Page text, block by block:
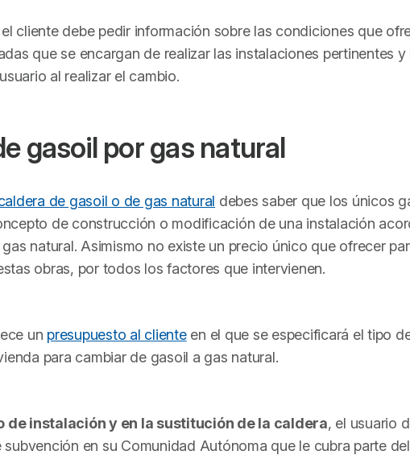
cliente debe pedir información sobre las condiciones que
que se encargan de realizar las instalaciones pertinentes y
al realizar el cambio.
gasoil por gas natural
de gasoil o de gas natural debes saber que los únicos
de construcción o modificación de una instalación
natural. Asimismo no existe un precio único que ofrecer
obras, por todos los factores que intervienen.
un presupuesto al clienteen el que se especificará el tipo
para cambiar de gasoil a gas natural.
de instalación y en la sustitución de la caldera, el usuario
en su Comunidad Autónoma que le cubra parte del